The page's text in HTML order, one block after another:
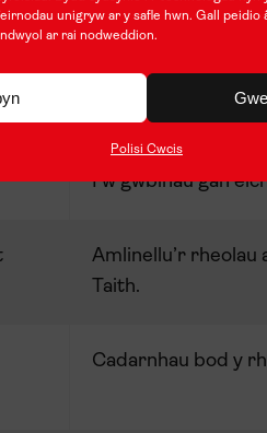
unigryw ar y safle hwn. Gall peidio
ar rai nodweddion.
Polisi Cwcis
Manylion am y
y
I’w gwblhau gan
Amlinellu’r rheolau
Taith.
Cadarnhau bod y